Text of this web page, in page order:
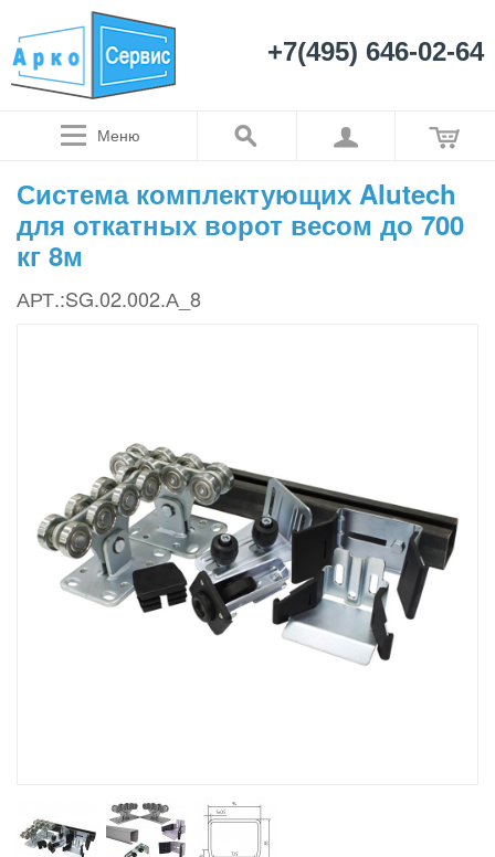
+7(495) 646-02-64
Меню
Система комплектующих Alutech
для откатных ворот весом до 700
кг 8м
АРТ.:SG.02.002.А_8